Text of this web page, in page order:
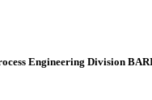
Process Engineering Division